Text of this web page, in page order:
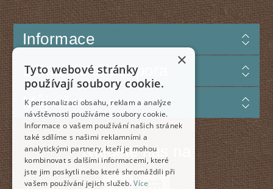
Informace
Zákaznická podpora
Můj účet
Najdete nás na
×
Tyto webové stránky
používají soubory cookie.
K personalizaci obsahu, reklam a analýze
návštěvnosti používáme soubory cookie.
Informace o vašem používání našich stránek
také sdílíme s našimi reklamními a
analytickými partnery, kteří je mohou
kombinovat s dalšími informacemi, které
jste jim poskytli nebo které shromáždili při
vašem používání jejich služeb.Více